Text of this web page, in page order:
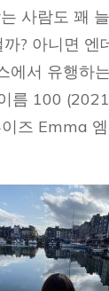
사람도 꽤
? 아니면 엔
에서 유행하
름 100
즈 Emma